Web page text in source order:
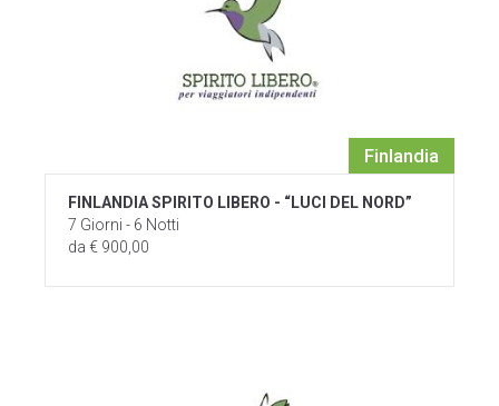
Finlandia
FINLANDIA SPIRITO LIBERO - “LUCI DEL NORD”
7 Giorni - 6 Notti
da € 900,00